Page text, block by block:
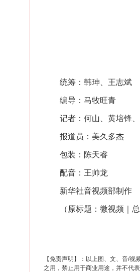
统筹：韩珅、王志斌
编导：马牧旺青
记者：何山、黄培锋、
报道员：美久多杰
包装：陈天睿
配音：王帅龙
新华社音视频部制作
（原标题：微视频｜总
【免责声明】：以上图、文、音/
之用，禁止用于商业用途，并不代
这是一记警钟！